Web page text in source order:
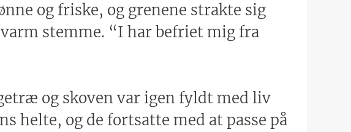
og friske, og grenene strakte sig
stemme. “I har befriet mig fra
og skoven var igen fyldt med liv
helte, og de fortsatte med at passe på